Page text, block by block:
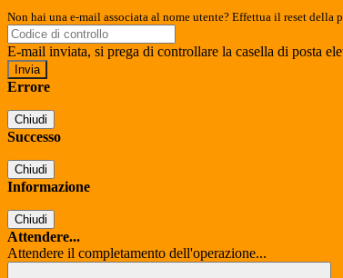
Non hai una e-mail associata al nome utente? Effettua il reset della
E-mail inviata, si prega di controllare la casella di posta
Errore
Chiudi
Successo
Chiudi
Informazione
Chiudi
Attendere...
Attendere il completamento dell'operazione...